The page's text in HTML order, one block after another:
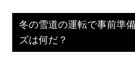
冬の雪道の運転で事前準
ズは何だ？